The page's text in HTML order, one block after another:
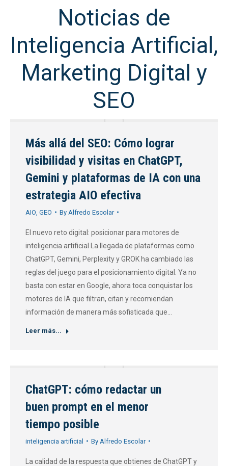
Noticias de
Inteligencia Artificial,
Marketing Digital y
SEO
Más allá del SEO: Cómo lograr
visibilidad y visitas en ChatGPT,
Gemini y plataformas de IA con una
estrategia AIO efectiva
AIO GEO By Alfredo Escolar
El nuevo reto digital: posicionar para motores de
inteligencia artificial La llegada de plataformas como
ChatGPT, Gemini, Perplexity y GROK ha cambiado las
reglas del juego para el posicionamiento digital. Ya no
basta con estar en Google, ahora toca conquistar los
motores de IA que filtran, citan y recomiendan
información de manera más sofisticada que…
Leer más...
ChatGPT: cómo redactar un
buen prompt en el menor
tiempo posible
inteligencia artificial By Alfredo Escolar
La calidad de la respuesta que obtienes de ChatGPT y